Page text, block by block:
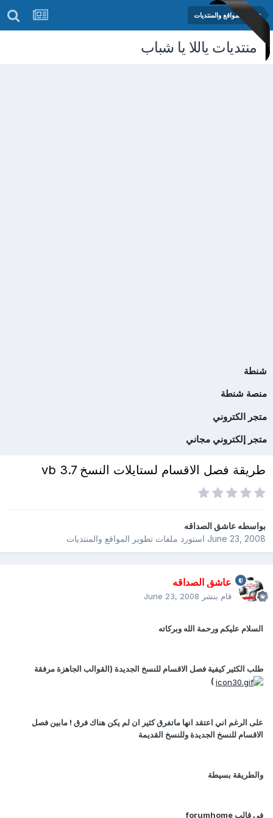
تطوير المواقع والمنتديات
منتديات ياللا يا شباب
شنطة
منصة شنطة
متجر الكتروني
متجر إلكتروني مجاني
طريقة فصل الاقسام لستايلات النسخ 3.7 vb
بواسطهعاشق الصداقه
June 23, 2008استورد ملفات تطوير المواقع والمنتديات
عاشق الصداقه
قام بنشر June 23, 2008
السلام عليكم ورحمة الله وبركاته
طلب الكثير كيفية فصل الاقسام للنسخ الجديدة (القوالب الجاهزة مرفقة
)
على الرغم اني اعتقد انها ماتفرق كثير ان لم يكن هناك فرق ! مابين فصل
الاقسام للنسخ الجديدة وللنسخ القديمة
والطريقة بسيطة
في قالب forumhome